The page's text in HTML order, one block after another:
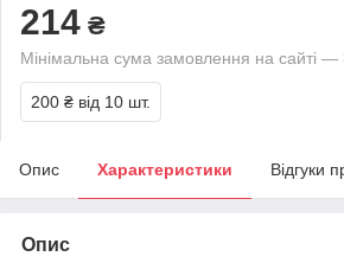
214 ₴
Мінімальна сума замовлення на сайті —
200 ₴ від 10 шт.
Опис Характеристики Відгуки
Опис